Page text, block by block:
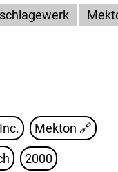
Mekton 🔗
2000